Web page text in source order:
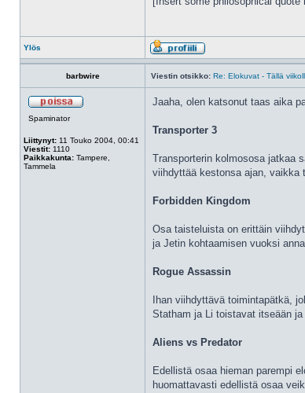
Ylös
barbwire Viestin otsikko: Re: Elokuvat - Tällä
Spaminator
Liittynyt: 11 Touko 2004, 00:41
Viestit: 1110
Paikkakunta: Tampere,
Tammela
Jaaha, olen katsonut taas aika
Transporter 3
Transporterin kolmososa jatkaa
viihdyttää kestonsa ajan, vaikka
Forbidden Kingdom
Osa taisteluista on erittäin
ja Jetin kohtaamisen vuoksi
Rogue Assassin
Ihan viihdyttävä toimintapätkä,
Statham ja Li toistavat itseään
Aliens vs Predator
Edellistä osaa hieman parempi
huomattavasti edellistä osaa